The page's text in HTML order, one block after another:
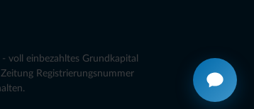
einbezahltes Grundkapital
Registrierungsnummer